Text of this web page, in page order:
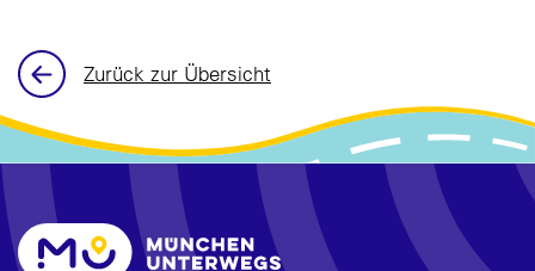
Zurück zur Übersicht